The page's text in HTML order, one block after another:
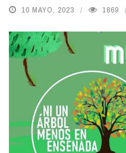
10 MAYO, 2023 1869